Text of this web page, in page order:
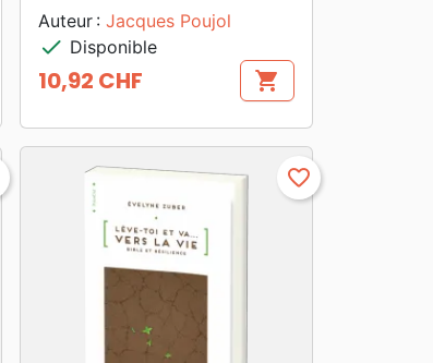
Auteur : Jacques Poujol
check Disponible
Prix
10,92 CHF shopping_cart
favorite_border